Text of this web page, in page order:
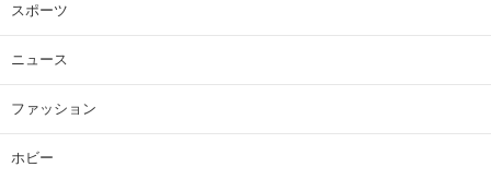
スポーツ
ニュース
ファッション
ホビー